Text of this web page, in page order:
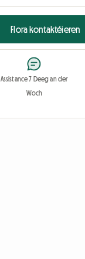
Flora kontaktéieren
Assistance 7 Deeg an der
Woch